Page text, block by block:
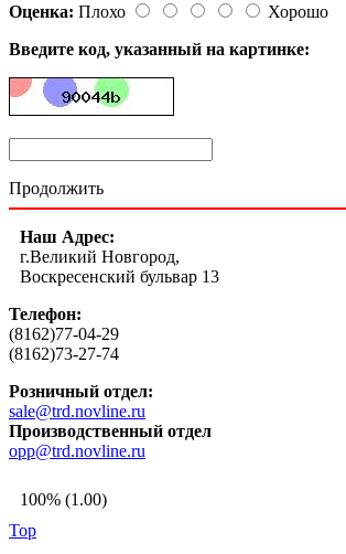
Оценка: Плохо
Хорошо
Введите код, указанный на картинке:
Продолжить
Наш Адрес:
г.Великий Новгород,
Воскресенский бульвар 13
Телефон:
(8162)77-04-29
(8162)73-27-74
Розничный отдел:
sale@trd.novline.ru
Производственный отдел
opp@trd.novline.ru
100% (1.00)
Top